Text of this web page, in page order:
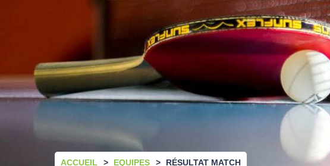
ACCUEIL EQUIPES RÉSULTAT MATCH